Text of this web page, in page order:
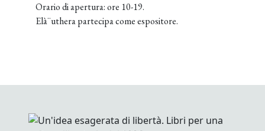
Orario di apertura: ore 10-19.
Elà¨uthera partecipa come espositore.